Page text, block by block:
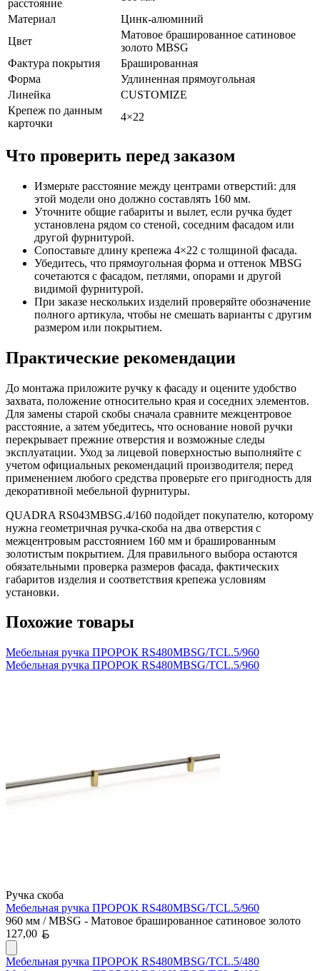
расстояние
Материал
Цинк-алюминий
Цвет
Матовое брашированное сатиновое
золото MBSG
Фактура покрытия
Брашированная
Форма
Удлиненная прямоугольная
Линейка
CUSTOMIZE
Крепеж по данным
карточки
4×22
Что проверить перед заказом
Измерьте расстояние между центрами отверстий: для
этой модели оно должно составлять 160 мм.
Уточните общие габариты и вылет, если ручка будет
установлена рядом со стеной, соседним фасадом или
другой фурнитурой.
Сопоставьте длину крепежа 4×22 с толщиной фасада.
Убедитесь, что прямоугольная форма и оттенок MBSG
сочетаются с фасадом, петлями, опорами и другой
видимой фурнитурой.
При заказе нескольких изделий проверяйте обозначение
полного артикула, чтобы не смешать варианты с другим
размером или покрытием.
Практические рекомендации
До монтажа приложите ручку к фасаду и оцените удобство
захвата, положение относительно края и соседних элементов.
Для замены старой скобы сначала сравните межцентровое
расстояние, а затем убедитесь, что основание новой ручки
перекрывает прежние отверстия и возможные следы
эксплуатации. Уход за лицевой поверхностью выполняйте с
учетом официальных рекомендаций производителя; перед
применением любого средства проверьте его пригодность для
декоративной мебельной фурнитуры.
QUADRA RS043MBSG.4/160 подойдет покупателю, которому
нужна геометричная ручка-скоба на два отверстия с
межцентровым расстоянием 160 мм и брашированным
золотистым покрытием. Для правильного выбора остаются
обязательными проверка размеров фасада, фактических
габаритов изделия и соответствия крепежа условиям
установки.
Похожие товары
Мебельная ручка ПРОРОК RS480MBSG/TCL.5/960
Мебельная ручка ПРОРОК RS480MBSG/TCL.5/960
Ручка скоба
Мебельная ручка ПРОРОК RS480MBSG/TCL.5/960
960 мм / MBSG - Матовое брашированное сатиновое золото
127,00
Мебельная ручка ПРОРОК RS480MBSG/TCL.5/480